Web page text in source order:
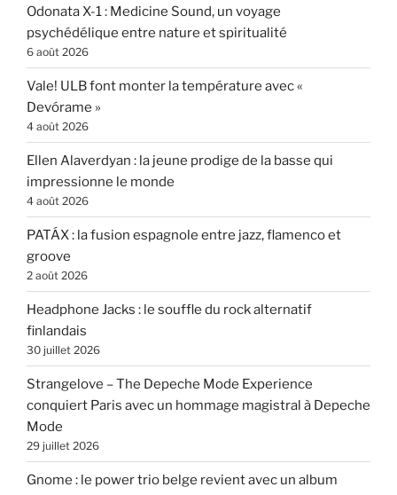
Odonata X-1 : Medicine Sound, un voyage
psychédélique entre nature et spiritualité
6 août 2026
Vale! ULB font monter la température avec «
Devórame »
4 août 2026
Ellen Alaverdyan : la jeune prodige de la basse qui
impressionne le monde
4 août 2026
PATÁX : la fusion espagnole entre jazz, flamenco et
groove
2 août 2026
Headphone Jacks : le souffle du rock alternatif
finlandais
30 juillet 2026
Strangelove – The Depeche Mode Experience
conquiert Paris avec un hommage magistral à Depeche
Mode
29 juillet 2026
Gnome : le power trio belge revient avec un album